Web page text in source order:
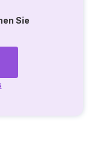
Sie